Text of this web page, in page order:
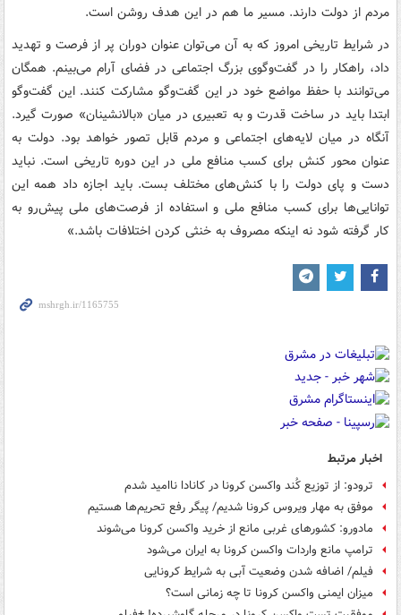
مردم از دولت دارند. مسیر ما هم در این هدف روشن است.
در شرایط تاریخی امروز که به آن می‌توان عنوان دوران پر از فرصت و تهدید
داد، راهکار را در گفت‌وگوی بزرگ اجتماعی در فضای آرام می‌بینم. همگان
می‌توانند با حفظ مواضع خود در این گفت‌وگو مشارکت کنند. این گفت‌وگو
ابتدا باید در ساخت قدرت و به تعبیری در میان «بالانشینان» صورت گیرد.
آنگاه در میان لایه‌های اجتماعی و مردم قابل تصور خواهد بود. دولت به
عنوان محور کنش برای کسب منافع ملی در این دوره تاریخی است. نباید
دست و پای دولت را با کنش‌های مختلف بست. باید اجازه داد همه این
توانایی‌ها برای کسب منافع ملی و استفاده از فرصت‌های ملی پیش‌رو به
کار گرفته شود نه اینکه مصروف به خنثی کردن اختلافات باشد.»
اخبار مرتبط
ترودو: از توزیع کُند واکسن کرونا در کانادا ناامید شدم
موفق به مهار ویروس کرونا شدیم/ پیگر رفع تحریم‌ها هستیم
مادورو: کشورهای غربی مانع از خرید واکسن کرونا می‌شوند
ترامپ مانع واردات واکسن کرونا به ایران می‌شود
فیلم/ اضافه شدن وضعیت آبی به شرایط کرونایی
میزان ایمنی واکسن کرونا تا چه زمانی است؟